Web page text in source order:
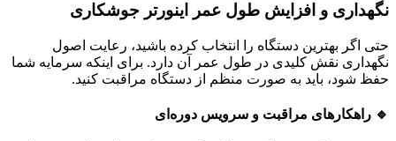
نگهداری و افزایش طول عمر اینورتر جوشکاری
حتی اگر بهترین دستگاه را انتخاب کرده باشید، رعایت اصول
نگهداری نقش کلیدی در طول عمر آن دارد. برای اینکه سرمایه شما
حفظ شود، باید به صورت منظم از دستگاه مراقبت کنید.
🔹 راهکارهای مراقبت و سرویس دوره‌ای